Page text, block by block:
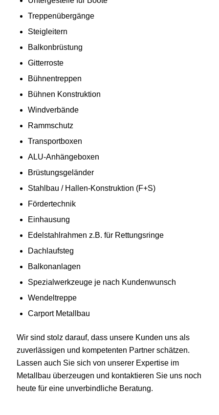
Treppenübergänge
Steigleitern
Balkonbrüstung
Gitterroste
Bühnentreppen
Bühnen Konstruktion
Windverbände
Rammschutz
Transportboxen
ALU-Anhängeboxen
Brüstungsgeländer
Stahlbau / Hallen-Konstruktion (F+S)
Fördertechnik
Einhausung
Edelstahlrahmen z.B. für Rettungsringe
Dachlaufsteg
Balkonanlagen
Spezialwerkzeuge je nach Kundenwunsch
Wendeltreppe
Carport Metallbau
Wir sind stolz darauf, dass unsere Kunden uns als
zuverlässigen und kompetenten Partner schätzen.
Lassen auch Sie sich von unserer Expertise im
Metallbau überzeugen und kontaktieren Sie uns noch
heute für eine unverbindliche Beratung.